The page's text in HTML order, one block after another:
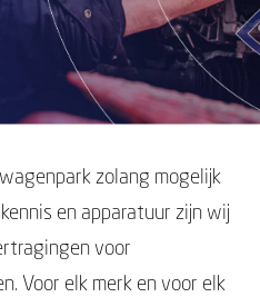
zolang mogelijk
en apparatuur zijn wij
voor
Voor elk merk en voor elk